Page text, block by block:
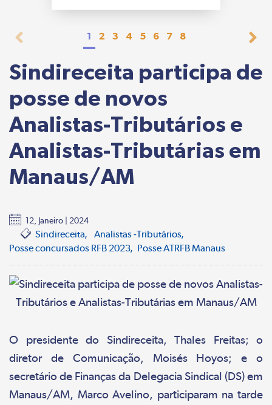
1 2 3 4 5 6 7 8
Sindireceita participa de
posse de novos
Analistas-Tributários e
Analistas-Tributárias em
Manaus/AM
12, Janeiro | 2024
Sindireceita
Analistas -Tributários
Posse concursados RFB 2023 Posse ATRFB Manaus
O presidente do Sindireceita, Thales Freitas; o
diretor de Comunicação, Moisés Hoyos; e o
secretário de Finanças da Delegacia Sindical (DS) em
Manaus/AM, Marco Avelino, participaram na tarde